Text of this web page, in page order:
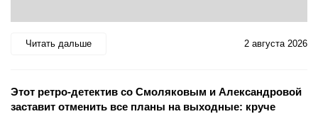
Читать дальше 2 августа 2026
Этот ретро-детектив со Смоляковым и Александровой
заставит отменить все планы на выходные: круче